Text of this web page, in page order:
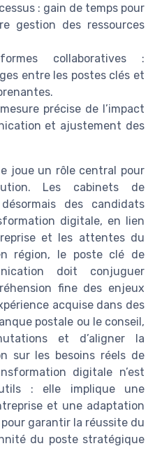
: gain de temps pour
gestion des ressources
collaboratives :
entre les postes clés et
précise de l’impact
et ajustement des
joue un rôle central pour
Les cabinets de
des candidats
digitale, en lien
et les attentes du
région, le poste clé de
doit conjuguer
fine des enjeux
acquise dans des
postale ou le conseil,
et d’aligner la
sur les besoins réels de
digitale n’est
: elle implique une
et une adaptation
garantir la réussite du
du poste stratégique